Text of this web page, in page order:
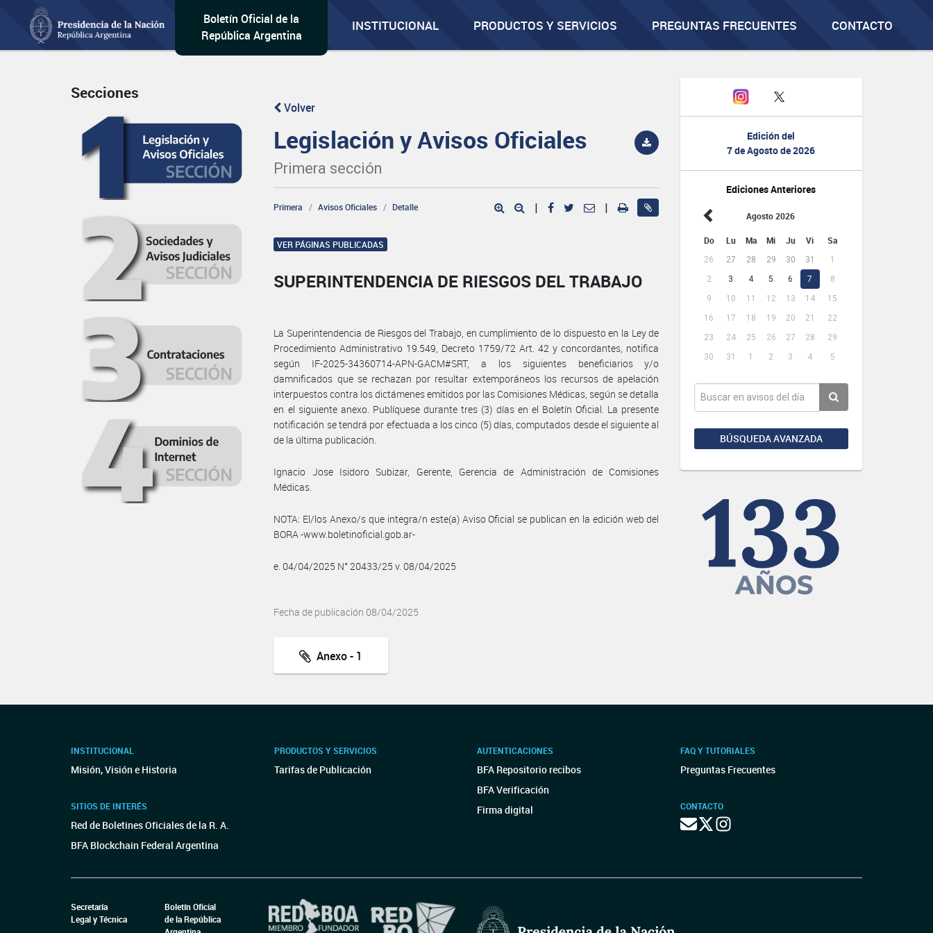
Boletín Oficial de la
República Argentina
INSTITUCIONAL PRODUCTOS Y SERVICIOS PREGUNTAS FRECUENTES CONTACTO
Edición del
7 de Agosto de 2026
Ediciones Anteriores
Agosto 2026
Do Lu Ma Mi Ju Vi Sa
26 27 28 29 30 31
1
2
3 4 5 6 7
8
9
10 11 12 13 14
15
16
17 18 19 20 21
22
23
24 25 26 27 28
29
30
31 1 2 3 4 5
BÚSQUEDA AVANZADA
Secciones
Volver
Legislación y Avisos Oficiales
Primera sección
Primera Avisos Oficiales Detalle | |
VER PÁGINAS PUBLICADAS
SUPERINTENDENCIA DE RIESGOS DEL TRABAJO
La Superintendencia de Riesgos del Trabajo, en cumplimiento de lo dispuesto en la Ley de
Procedimiento Administrativo 19.549, Decreto 1759/72 Art. 42 y concordantes, notifica
según IF-2025-34360714-APN-GACM#SRT, a los siguientes beneficiarios y/o
damnificados que se rechazan por resultar extemporáneos los recursos de apelación
interpuestos contra los dictámenes emitidos por las Comisiones Médicas, según se detalla
en el siguiente anexo. Publíquese durante tres (3) días en el Boletín Oficial. La presente
notificación se tendrá por efectuada a los cinco (5) días, computados desde el siguiente al
de la última publicación.
Ignacio Jose Isidoro Subizar, Gerente, Gerencia de Administración de Comisiones
Médicas.
NOTA: El/los Anexo/s que integra/n este(a) Aviso Oficial se publican en la edición web del
BORA -www.boletinoficial.gob.ar-
e. 04/04/2025 N° 20433/25 v. 08/04/2025
Fecha de publicación 08/04/2025
Anexo - 1
INSTITUCIONAL
Misión, Visión e Historia
SITIOS DE INTERÉS
Red de Boletines Oficiales de la R. A.
BFA Blockchain Federal Argentina
PRODUCTOS Y SERVICIOS
Tarifas de Publicación
AUTENTICACIONES
BFA Repositorio recibos
BFA Verificación
Firma digital
FAQ Y TUTORIALES
Preguntas Frecuentes
CONTACTO
Secretaría
Legal y Técnica
Boletín Oficial
de la República